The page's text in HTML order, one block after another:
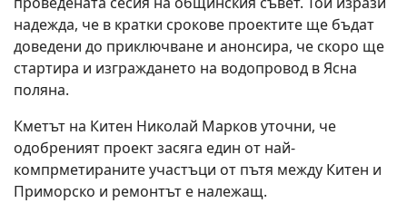
надежда, че в кратки срокове проектите ще бъдат
доведени до приключване и анонсира, че скоро ще
стартира и изграждането на водопровод в Ясна
поляна.
Кметът на Китен Николай Марков уточни, че
одобреният проект засяга един от най-
компрметираните участъци от пътя между Китен и
Приморско и ремонтът е належащ.